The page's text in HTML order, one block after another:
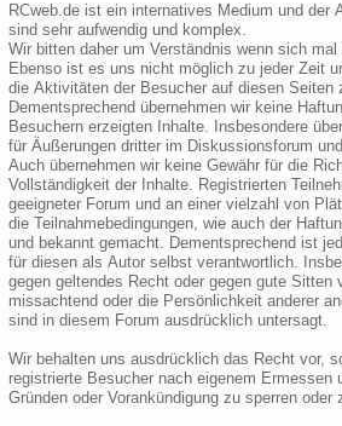
RCweb.de ist ein internatives Medium und der
sind sehr aufwendig und komplex.
Wir bitten daher um Verständnis wenn sich
Ebenso ist es uns nicht möglich zu jeder Zeit
die Aktivitäten der Besucher auf diesen Seiten
Dementsprechend übernehmen wir keine
Besuchern erzeigten Inhalte. Insbesondere
für Äußerungen dritter im Diskussionsforum
Auch übernehmen wir keine Gewähr für die
Vollständigkeit der Inhalte. Registrierten
geeigneter Forum und an einer vielzahl von
die Teilnahmebedingungen, wie auch der
und bekannt gemacht. Dementsprechend ist
für diesen als Autor selbst verantwortlich.
gegen geltendes Recht oder gegen gute Sitten
missachtend oder die Persönlichkeit anderer
sind in diesem Forum ausdrücklich untersagt.
Wir behalten uns ausdrücklich das Recht vor,
registrierte Besucher nach eigenem Ermessen
Gründen oder Vorankündigung zu sperren oder